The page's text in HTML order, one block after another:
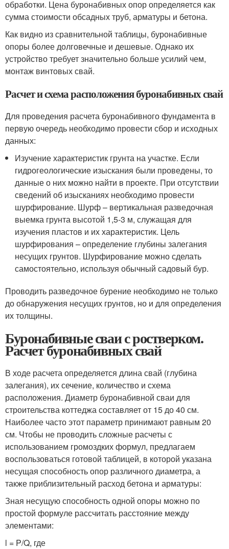
обработки. Цена буронабивных опор определяется как
сумма стоимости обсадных труб, арматуры и бетона.
Как видно из сравнительной таблицы, буронабивные
опоры более долговечные и дешевые. Однако их
устройство требует значительно больше усилий чем,
монтаж винтовых свай.
Расчет и схема расположения буронабивных свай
Для проведения расчета буронабивного фундамента в
первую очередь необходимо провести сбор и исходных
данных:
Изучение характеристик грунта на участке. Если
гидрогеологические изыскания были проведены, то
данные о них можно найти в проекте. При отсутствии
сведений об изысканиях необходимо провести
шурфирование. Шурф – вертикальная разведочная
выемка грунта высотой 1,5-3 м, служащая для
изучения пластов и их характеристик. Цель
шурфирования – определение глубины залегания
несущих грунтов. Шурфирование можно сделать
самостоятельно, используя обычный садовый бур.
Проводить разведочное бурение необходимо не только
до обнаружения несущих грунтов, но и для определения
их толщины.
Буронабивные сваи с ростверком.
Расчет буронабивных свай
В ходе расчета определяется длина свай (глубина
залегания), их сечение, количество и схема
расположения. Диаметр буронабивной сваи для
строительства коттеджа составляет от 15 до 40 см.
Наиболее часто этот параметр принимают равным 20
см. Чтобы не проводить сложные расчеты с
использованием громоздких формул, предлагаем
воспользоваться готовой таблицей, в которой указана
несущая способность опор различного диаметра, а
также приблизительный расход бетона и арматуры:
Зная несущую способность одной опоры можно по
простой формуле рассчитать расстояние между
элементами:
l = P/Q, где